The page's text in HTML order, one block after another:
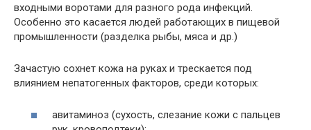
входными воротами для разного рода инфекций.
Особенно это касается людей работающих в пищевой
промышленности (разделка рыбы, мяса и др.)
Зачастую сохнет кожа на руках и трескается под
влиянием непатогенных факторов, среди которых:
авитаминоз (сухость, слезание кожи с пальцев